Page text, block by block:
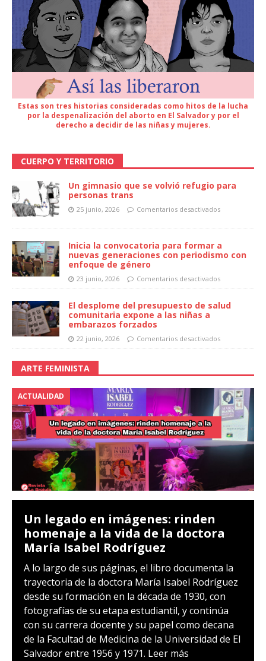
Estas son tres historias consideradas como hitos de la lucha
por la despenalización del aborto en El Salvador y por el
derecho a decidir de las niñas y mujeres.
CUERPO Y TERRITORIO
Un gimnasio que se volvió refugio para
personas trans
25 junio, 2026 Comentarios desactivados
Inicia la convocatoria para formar a
nuevas generaciones con periodismo con
enfoque de género
23 junio, 2026 Comentarios desactivados
El desplome del presupuesto de salud
comunitaria expone a las niñas a
embarazos forzados
22 junio, 2026 Comentarios desactivados
ARTE FEMINISTA
ACTUALIDAD
Un legado en imágenes: rinden
homenaje a la vida de la doctora
María Isabel Rodríguez
A lo largo de sus páginas, el libro documenta la
trayectoria de la doctora María Isabel Rodríguez
desde su formación en la década de 1930, con
fotografías de su etapa estudiantil, y continúa
con su carrera docente y su papel como decana
de la Facultad de Medicina de la Universidad de El
Salvador entre 1956 y 1971. Leer más